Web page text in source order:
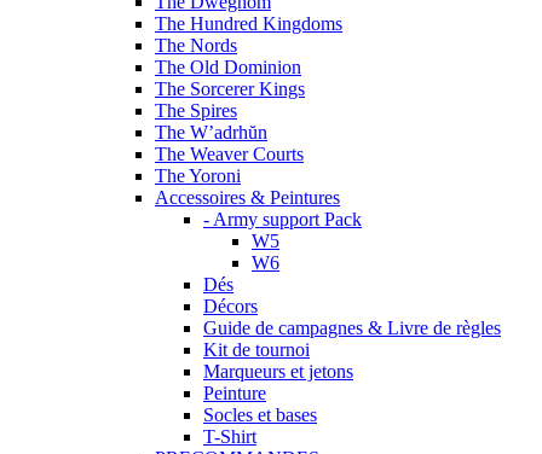
The Hundred Kingdoms
The Nords
The Old Dominion
The Sorcerer Kings
The Spires
The W’adrhŭn
The Weaver Courts
The Yoroni
Accessoires & Peintures
- Army support Pack
W5
W6
Dés
Décors
Guide de campagnes & Livre de règles
Kit de tournoi
Marqueurs et jetons
Peinture
Socles et bases
T-Shirt